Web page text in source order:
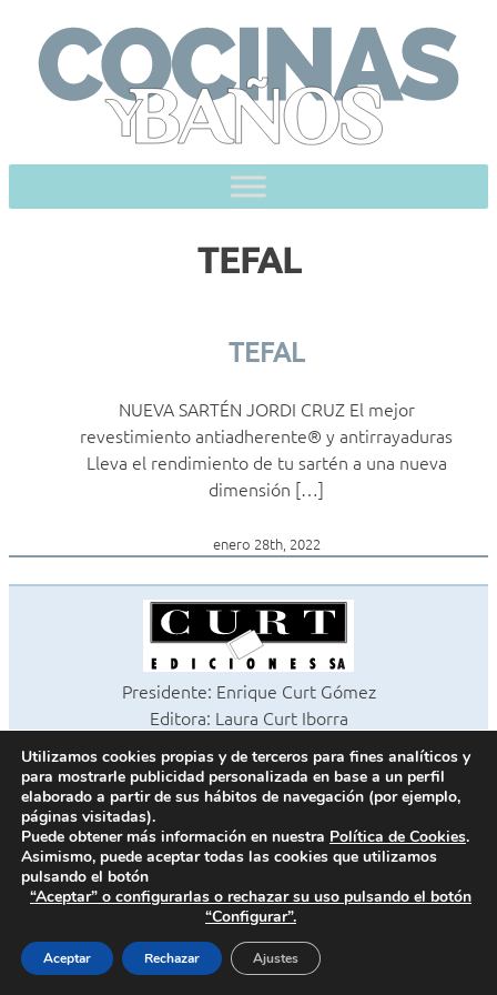
content
TEFAL
TEFAL
NUEVA SARTÉN JORDI CRUZ El mejor
revestimiento antiadherente® y antirrayaduras
Lleva el rendimiento de tu sartén a una nueva
dimensión […]
enero 28th, 2022
Presidente: Enrique Curt Gómez
Editora: Laura Curt Iborra
Todos los derechos reservados
Paseo de Gracia, 63. 1º 2ª. 08008 Barcelona -933 180 101
Fax 933 183 505
Política de cookies
Política de privacidad
Contacto
Utilizamos cookies propias y de terceros para fines analíticos y
para mostrarle publicidad personalizada en base a un perfil
elaborado a partir de sus hábitos de navegación (por ejemplo,
páginas visitadas).
Puede obtener más información en nuestra Política de Cookies.
Asimismo, puede aceptar todas las cookies que utilizamos
pulsando el botón
“Aceptar” o configurarlas o rechazar su uso pulsando el botón
“Configurar”.
Aceptar Rechazar Ajustes